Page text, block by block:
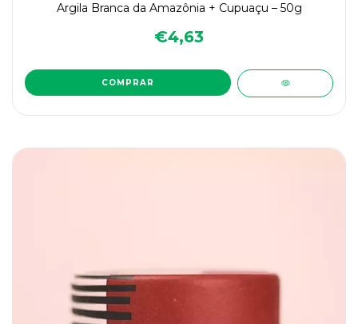
Argila Branca da Amazônia + Cupuaçu – 50g
€4,63